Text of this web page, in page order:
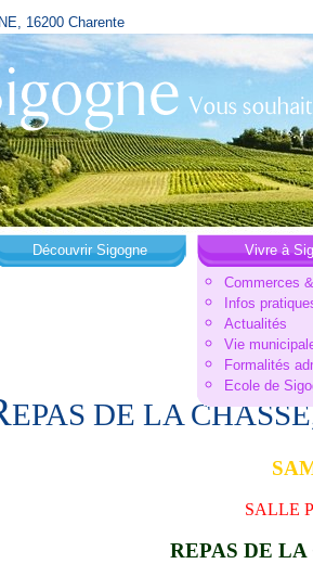
16200 Charente
Découvrir Sigogne
Vivre à
Commerces
Infos
Actualités
Vie
Formalités
Ecole de
EPAS DE LA
SALLE
REPAS DE